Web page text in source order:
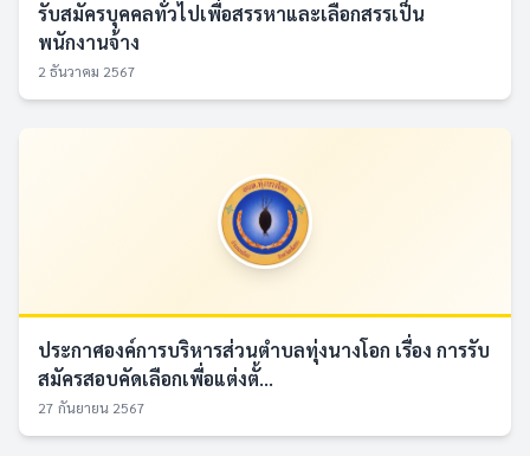
รับสมัครบุคคลทั่วไปเพื่อสรรหาและเลือกสรรเป็น
พนักงานจ้าง
2 ธันวาคม 2567
ประกาศองค์การบริหารส่วนตำบลทุ่งนางโอก เรื่อง การรับ
สมัครสอบคัดเลือกเพื่อแต่งตั้...
27 กันยายน 2567